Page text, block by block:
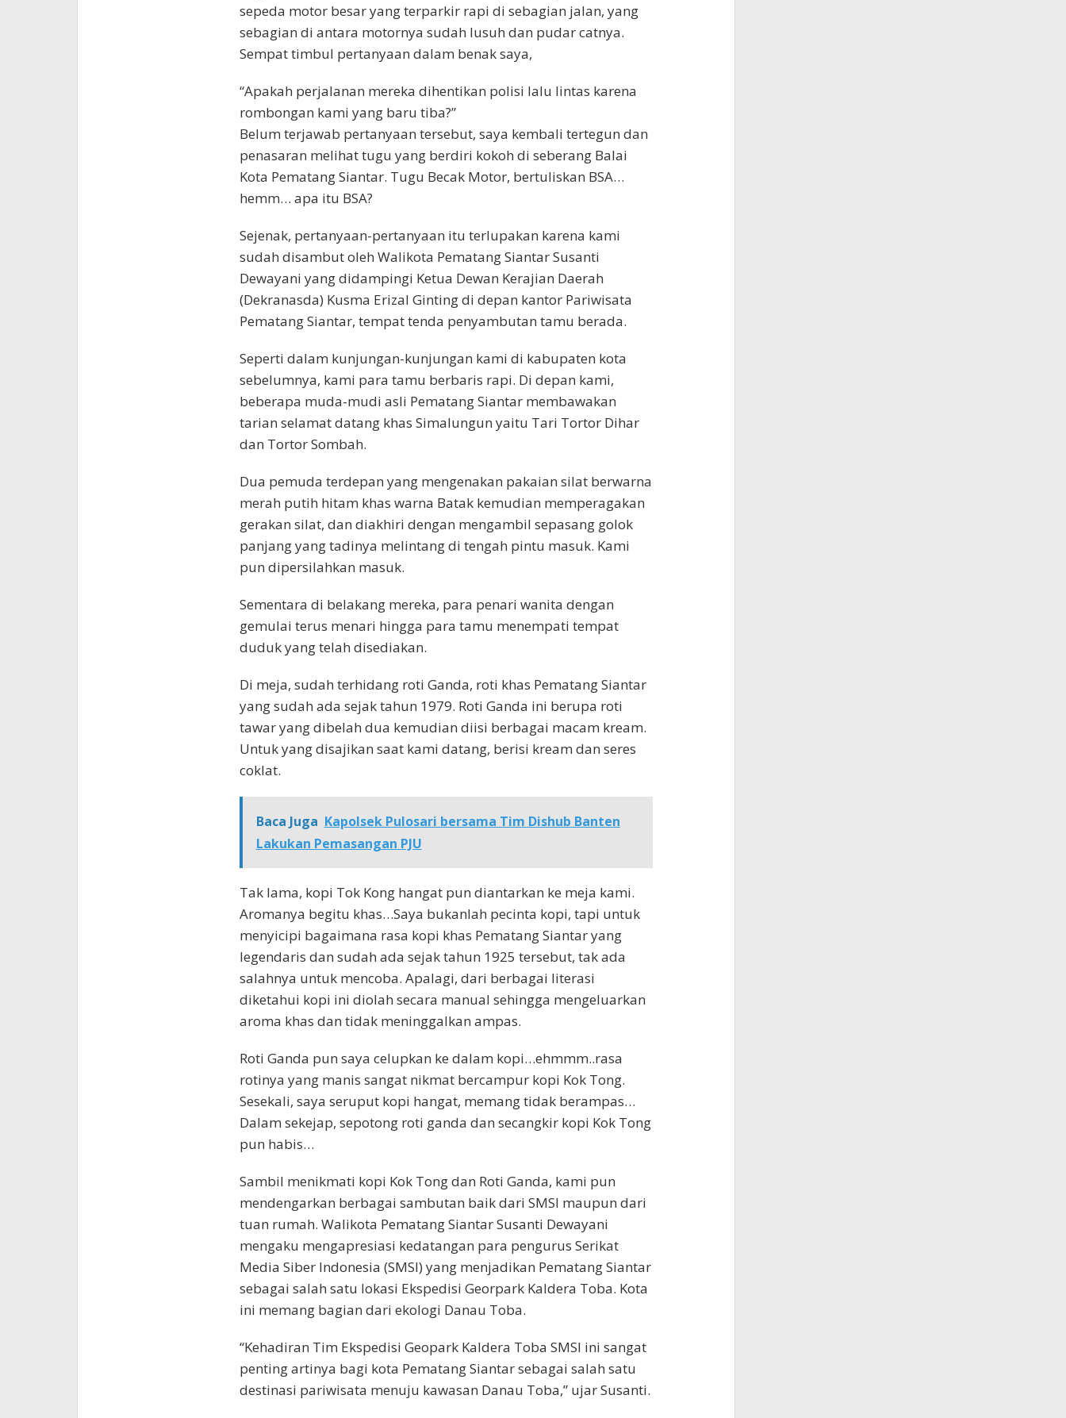
sepeda motor besar yang terparkir rapi di sebagian jalan, yang
sebagian di antara motornya sudah lusuh dan pudar catnya.
Sempat timbul pertanyaan dalam benak saya,
“Apakah perjalanan mereka dihentikan polisi lalu lintas karena
rombongan kami yang baru tiba?”
Belum terjawab pertanyaan tersebut, saya kembali tertegun dan
penasaran melihat tugu yang berdiri kokoh di seberang Balai
Kota Pematang Siantar. Tugu Becak Motor, bertuliskan BSA…
hemm… apa itu BSA?
Sejenak, pertanyaan-pertanyaan itu terlupakan karena kami
sudah disambut oleh Walikota Pematang Siantar Susanti
Dewayani yang didampingi Ketua Dewan Kerajian Daerah
(Dekranasda) Kusma Erizal Ginting di depan kantor Pariwisata
Pematang Siantar, tempat tenda penyambutan tamu berada.
Seperti dalam kunjungan-kunjungan kami di kabupaten kota
sebelumnya, kami para tamu berbaris rapi. Di depan kami,
beberapa muda-mudi asli Pematang Siantar membawakan
tarian selamat datang khas Simalungun yaitu Tari Tortor Dihar
dan Tortor Sombah.
Dua pemuda terdepan yang mengenakan pakaian silat berwarna
merah putih hitam khas warna Batak kemudian memperagakan
gerakan silat, dan diakhiri dengan mengambil sepasang golok
panjang yang tadinya melintang di tengah pintu masuk. Kami
pun dipersilahkan masuk.
Sementara di belakang mereka, para penari wanita dengan
gemulai terus menari hingga para tamu menempati tempat
duduk yang telah disediakan.
Di meja, sudah terhidang roti Ganda, roti khas Pematang Siantar
yang sudah ada sejak tahun 1979. Roti Ganda ini berupa roti
tawar yang dibelah dua kemudian diisi berbagai macam kream.
Untuk yang disajikan saat kami datang, berisi kream dan seres
coklat.
Baca Juga Kapolsek Pulosari bersama Tim Dishub Banten
Lakukan Pemasangan PJU
Tak lama, kopi Tok Kong hangat pun diantarkan ke meja kami.
Aromanya begitu khas…Saya bukanlah pecinta kopi, tapi untuk
menyicipi bagaimana rasa kopi khas Pematang Siantar yang
legendaris dan sudah ada sejak tahun 1925 tersebut, tak ada
salahnya untuk mencoba. Apalagi, dari berbagai literasi
diketahui kopi ini diolah secara manual sehingga mengeluarkan
aroma khas dan tidak meninggalkan ampas.
Roti Ganda pun saya celupkan ke dalam kopi…ehmmm..rasa
rotinya yang manis sangat nikmat bercampur kopi Kok Tong.
Sesekali, saya seruput kopi hangat, memang tidak berampas…
Dalam sekejap, sepotong roti ganda dan secangkir kopi Kok Tong
pun habis…
Sambil menikmati kopi Kok Tong dan Roti Ganda, kami pun
mendengarkan berbagai sambutan baik dari SMSI maupun dari
tuan rumah. Walikota Pematang Siantar Susanti Dewayani
mengaku mengapresiasi kedatangan para pengurus Serikat
Media Siber Indonesia (SMSI) yang menjadikan Pematang Siantar
sebagai salah satu lokasi Ekspedisi Georpark Kaldera Toba. Kota
ini memang bagian dari ekologi Danau Toba.
“Kehadiran Tim Ekspedisi Geopark Kaldera Toba SMSI ini sangat
penting artinya bagi kota Pematang Siantar sebagai salah satu
destinasi pariwisata menuju kawasan Danau Toba,” ujar Susanti.